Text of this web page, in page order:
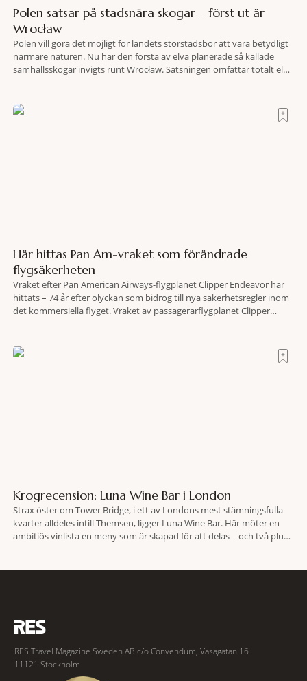
Polen satsar på stadsnära skogar – först ut är
Wrocław
Polen vill göra det möjligt för landets storstadsbor att vara betydligt
närmare naturen. Nu har den första av elva planerade så kallade
samhällsskogar invigts runt Wrocław. Satsningen omfattar totalt elva
fler människor ska kunna promenera, motionera
Här hittas Pan Am-vraket som förändrade
flygsäkerheten
Vraket efter Pan American Airways-flygplanet Clipper Endeavor har
hittats – 74 år efter olyckan som bidrog till nya säkerhetsregler inom
det kommersiella flyget. Vraket av passagerarflygplanet Clipper
lokaliserades den 2 juni i år med hjälp
Krogrecension: Luna Wine Bar i London
Strax öster om Tower Bridge, i ett av Londons mest stämningsfulla
kvarter alldeles intill Themsen, ligger Luna Wine Bar. Här möter en
ambitiös vinlista en meny som är skapad för att delas – och två plus
RES Travel Magazine Sweden AB c/o Convendum, Vasagatan 16
11121 Stockholm